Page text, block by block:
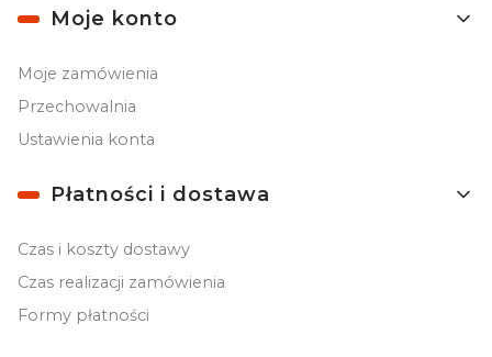
Moje konto
Moje zamówienia
Przechowalnia
Ustawienia konta
Płatności i dostawa
Czas i koszty dostawy
Czas realizacji zamówienia
Formy płatności